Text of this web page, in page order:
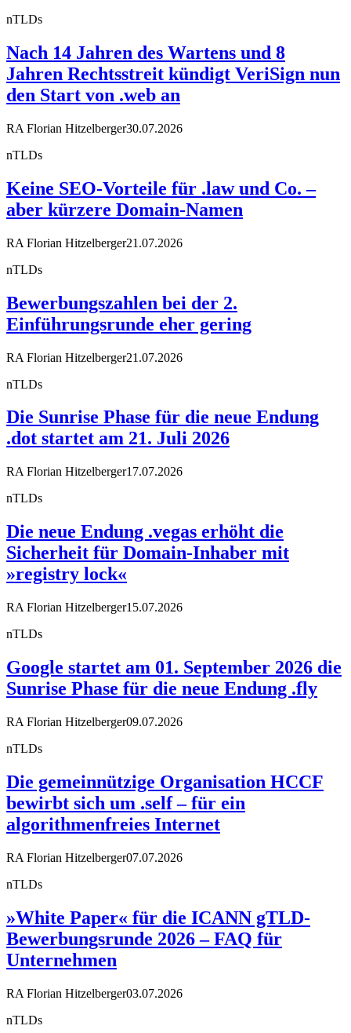
nTLDs
Nach 14 Jahren des Wartens und 8
Jahren Rechtsstreit kündigt VeriSign nun
den Start von .web an
RA Florian Hitzelberger30.07.2026
nTLDs
Keine SEO-Vorteile für .law und Co. –
aber kürzere Domain-Namen
RA Florian Hitzelberger21.07.2026
nTLDs
Bewerbungszahlen bei der 2.
Einführungsrunde eher gering
RA Florian Hitzelberger21.07.2026
nTLDs
Die Sunrise Phase für die neue Endung
.dot startet am 21. Juli 2026
RA Florian Hitzelberger17.07.2026
nTLDs
Die neue Endung .vegas erhöht die
Sicherheit für Domain-Inhaber mit
»registry lock«
RA Florian Hitzelberger15.07.2026
nTLDs
Google startet am 01. September 2026 die
Sunrise Phase für die neue Endung .fly
RA Florian Hitzelberger09.07.2026
nTLDs
Die gemeinnützige Organisation HCCF
bewirbt sich um .self – für ein
algorithmenfreies Internet
RA Florian Hitzelberger07.07.2026
nTLDs
»White Paper« für die ICANN gTLD-
Bewerbungsrunde 2026 – FAQ für
Unternehmen
RA Florian Hitzelberger03.07.2026
nTLDs